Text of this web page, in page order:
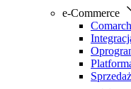
e-Commerce